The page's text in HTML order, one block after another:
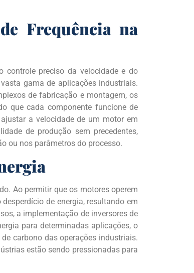
Frequência na
controle preciso da velocidade e do
gama de aplicações industriais.
de fabricação e montagem, os
que cada componente funcione de
a velocidade de um motor em
de produção sem precedentes,
ou nos parâmetros do processo.
Ao permitir que os motores operem
de energia, resultando em
a implementação de inversores de
para determinadas aplicações, o
carbono das operações industriais.
estão sendo pressionadas para